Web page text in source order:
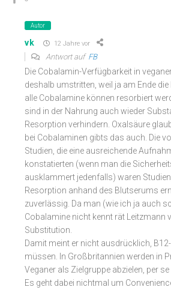
Autor
vk 12 Jahre vor
Antwort auf FB
Die Cobalamin-Verfügbarkeit in
deshalb umstritten, weil ja am Ende
alle Cobalamine können resorbiert
sind in der Nahrung auch wieder
Resorption verhindern. Oxalsäure
bei Cobalaminen gibts das auch. Die
Studien, die eine ausreichende
konstatierten (wenn man die
ausklammert jedenfalls) waren
Resorption anhand des Blutserums
zuverlässig. Da man (wie ich ja auch
Cobalamine nicht kennt rät Leitzmann
Substitution.
Damit meint er nicht ausdrücklich,
müssen. In Großbritannien werden in
Veganer als Zielgruppe abzielen, per
Es geht dabei nichtmal um